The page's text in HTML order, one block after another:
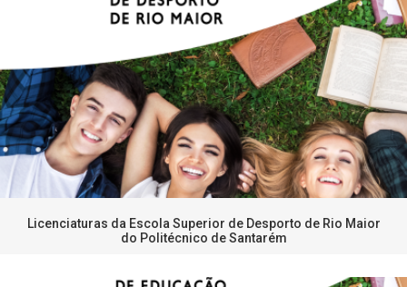
Licenciaturas da Escola Superior de Desporto de Rio Maior
do Politécnico de Santarém